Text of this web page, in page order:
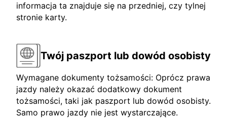
informacja ta znajduje się na przedniej, czy tylnej
stronie karty.
Twój paszport lub dowód osobisty
Wymagane dokumenty tożsamości: Oprócz prawa
jazdy należy okazać dodatkowy dokument
tożsamości, taki jak paszport lub dowód osobisty.
Samo prawo jazdy nie jest wystarczające.